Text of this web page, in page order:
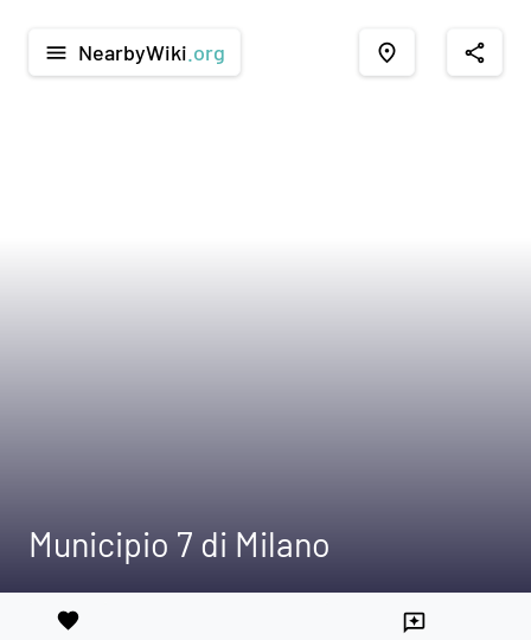
menu NearbyWiki .org place share
Municipio 7 di Milano
favorite reviews